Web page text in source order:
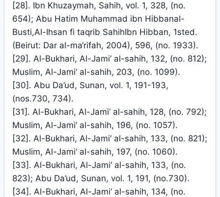
[28]. Ibn Khuzaymah, Sahih, vol. 1, 328, (no.
654); Abu Hatim Muhammad ibn Hibbanal-
Busti,Al-Ihsan fi taqrib SahihIbn Hibban, 1sted.
(Beirut: Dar al-ma‘rifah, 2004), 596, (no. 1933).
[29]. Al-Bukhari, Al-Jami‘ al-sahih, 132, (no. 812);
Muslim, Al-Jami‘ al-sahih, 203, (no. 1099).
[30]. Abu Da’ud, Sunan, vol. 1, 191-193,
(nos.730, 734).
[31]. Al-Bukhari, Al-Jami‘ al-sahih, 128, (no. 792);
Muslim, Al-Jami‘ al-sahih, 196, (no. 1057).
[32]. Al-Bukhari, Al-Jami‘ al-sahih, 133, (no. 821);
Muslim, Al-Jami‘ al-sahih, 197, (no. 1060).
[33]. Al-Bukhari, Al-Jami‘ al-sahih, 133, (no.
823); Abu Da’ud, Sunan, vol. 1, 191, (no.730).
[34]. Al-Bukhari, Al-Jami‘ al-sahih, 134, (no.